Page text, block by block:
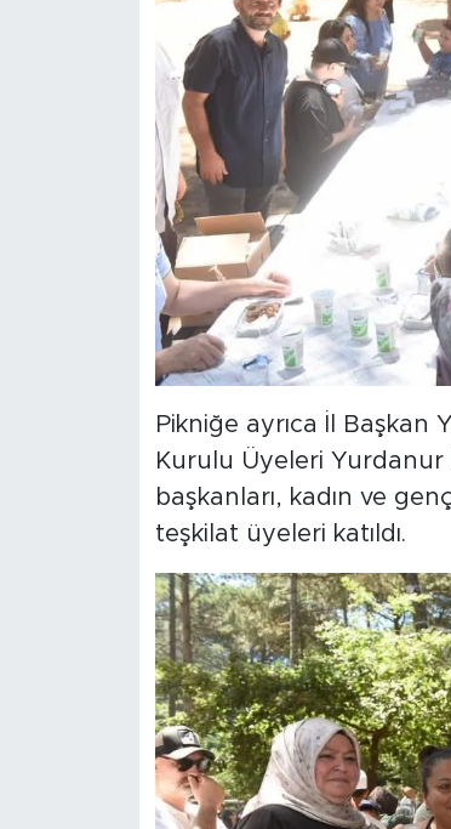
Pikniğe ayrıca İl Başkan
Kurulu Üyeleri Yurdanur
başkanları, kadın ve
teşkilat üyeleri katıldı.